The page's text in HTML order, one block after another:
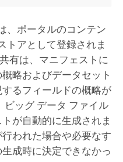
、ポータルのコンテン
トアとして登録されま
有は、マニフェストに
略およびデータセット
るフィールドの概略が
ッグ データ ファイル
が自動的に生成されま
われた場合や必要なす
成時に決定できなかっ